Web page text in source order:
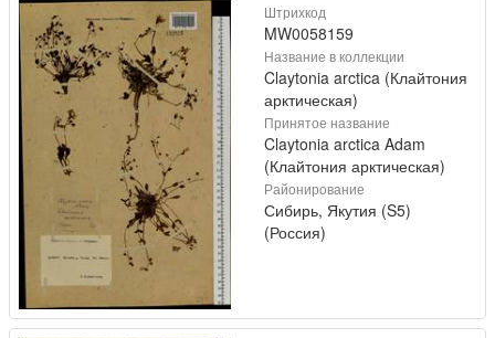
Штрихкод
MW0058159
Название в коллекции
Claytonia arctica (Клайтония
арктическая)
Принятое название
Claytonia arctica Adam
(Клайтония арктическая)
Районирование
Сибирь, Якутия (S5)
(Россия)